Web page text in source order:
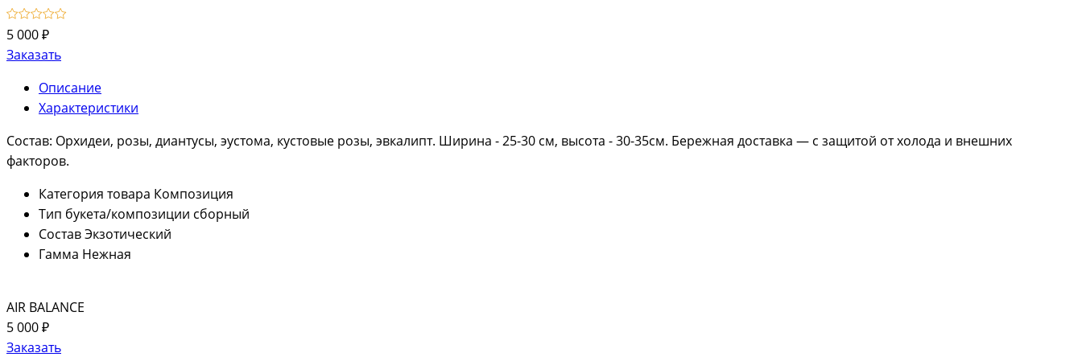
5 000 ₽
Заказать
Описание
Характеристики
Состав: Орхидеи, розы, диантусы, эустома, кустовые розы, эвкалипт. Ширина - 25-30 см, высота - 30-35см. Бережная доставка — с защитой от холода и внешних
факторов.
Категория товара Композиция
Тип букета/композиции сборный
СоставЭкзотический
Гамма Нежная
AIR BALANCE
5 000 ₽
Заказать